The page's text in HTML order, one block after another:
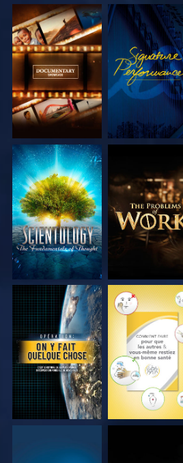
DÉCOUVRIR LES
SÉRIES
REGARDER
DÉCOUVRIR LES
SÉRIES
DÉCOUVRIR LES
SÉRIES
REGARDER REGARDER